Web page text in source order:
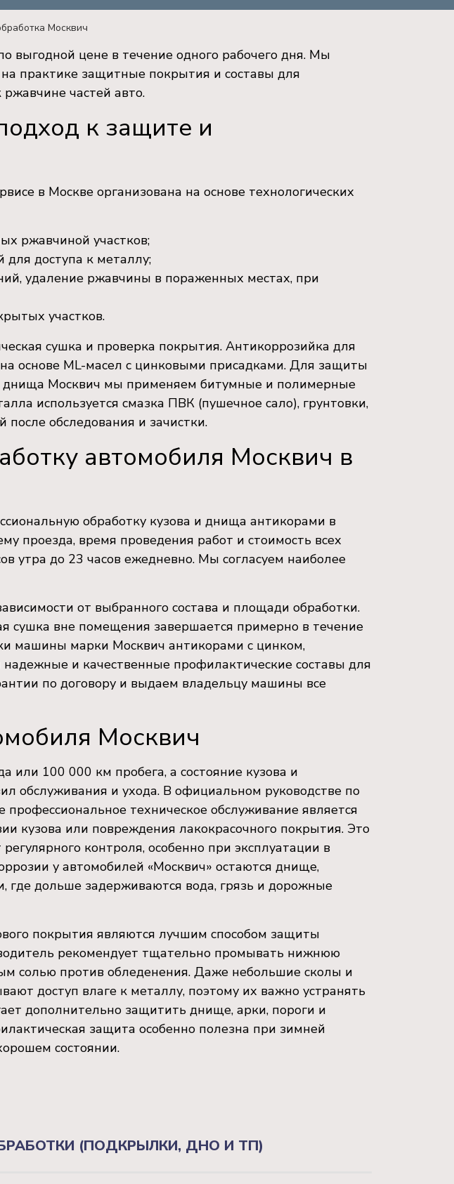
Москвич
выгодной цене в течение одного рабочего дня. Мы
практике защитные покрытия и составы для
частей авто.
к защите и
в Москве организована на основе технологических
ржавчиной участков;
доступа к металлу;
удаление ржавчины в пораженных местах, при
участков.
сушка и проверка покрытия. Антикоррозийка для
основе ML-масел с цинковыми присадками. Для защиты
днища Москвич мы применяем битумные и полимерные
используется смазка ПВК (пушечное сало), грунтовки,
обследования и зачистки.
автомобиля Москвич в
обработку кузова и днища антикорами в
проезда, время проведения работ и стоимость всех
утра до 23 часов ежедневно. Мы согласуем наиболее
от выбранного состава и площади обработки.
сушка вне помещения завершается примерно в течение
машины марки Москвич антикорами с цинком,
и качественные профилактические составы для
по договору и выдаем владельцу машины все
Москвич
или 100 000 км пробега, а состояние кузова и
обслуживания и ухода. В официальном руководстве по
техническое обслуживание является
кузова или повреждения лакокрасочного покрытия. Это
контроля, особенно при эксплуатации в
у автомобилей «Москвич» остаются днище,
где дольше задерживаются вода, грязь и дорожные
покрытия являются лучшим способом защиты
рекомендует тщательно промывать нижнюю
солью против обледенения. Даже небольшие сколы и
доступ влаге к металлу, поэтому их важно устранять
дополнительно защитить днище, арки, пороги и
защита особенно полезна при зимней
состоянии.
(ПОДКРЫЛКИ, ДНО И ТП)